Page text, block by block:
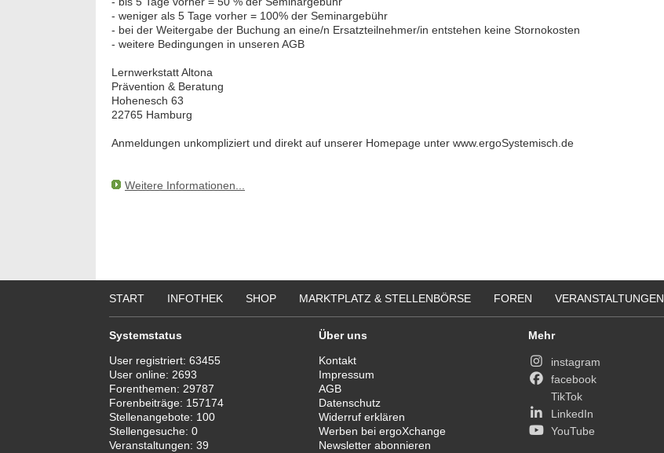
- weniger als 5 Tage vorher = 100% der Seminargebühr
- bei der Weitergabe der Buchung an eine/n Ersatzteilnehmer/in entstehen keine Stornokosten
- weitere Bedingungen in unseren AGB
Lernwerkstatt Altona
Prävention & Beratung
Hohenesch 63
22765 Hamburg
Anmeldungen unkompliziert und direkt auf unserer Homepage unter www.ergoSystemisch.de
Weitere Informationen...
START INFOTHEK SHOP MARKTPLATZ & STELLENBÖRSE FOREN VERANSTALTUNGEN
Systemstatus
User registriert: 63455
User online: 2693
Forenthemen: 29787
Forenbeiträge: 157174
Stellenangebote: 100
Stellengesuche: 0
Veranstaltungen: 39
Über uns
Kontakt
Impressum
AGB
Datenschutz
Widerruf erklären
Werben bei ergoXchange
Newsletter abonnieren
Mehr
instagram
facebook
TikTok
LinkedIn
YouTube